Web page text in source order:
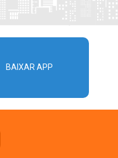
BAIXAR APP